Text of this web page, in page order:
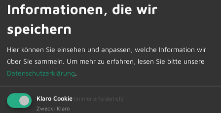
Herbstferien
02.11.2026 - 06.11.2026
Die Anmeldung ist ab dem 17.12.2025 über
www.unser-ferienprogramm.de/dietmannsried
möglich.
Informationen, die wir
speichern
Hier können Sie einsehen und anpassen, welche Information wir
über Sie sammeln. Um mehr zu erfahren, lesen Sie bitte unsere
Datenschutzerklärung.
Klaro Cookie (immer erforderlich)
Zweck : Klaro